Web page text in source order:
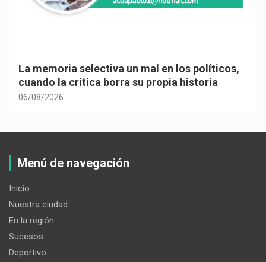
La memoria selectiva un mal en los políticos,
cuando la crítica borra su propia historia
06/08/2026
Menú de navegación
Inicio
Nuestra ciudad
En la región
Sucesos
Deportivo